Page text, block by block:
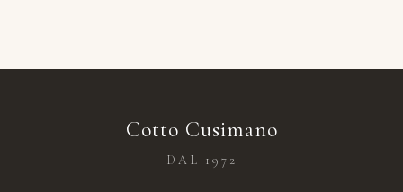
Cotto Cusimano
DAL 1972